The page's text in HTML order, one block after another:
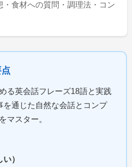
・食材への質問・調理法・コン
る英会話フレーズ18語と実践
を通じた自然な会話とコンプ
マスター。
）